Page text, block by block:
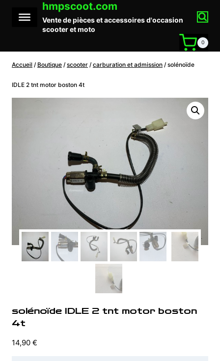
contenu
hmpscoot.com
Vente de pièces et accessoires d'occasion
scooter et moto
0
Accueil / Boutique / scooter / carburation et admission / solénoïde
IDLE 2 tnt motor boston 4t
solénoïde IDLE 2 tnt motor boston
4t
14,90 €